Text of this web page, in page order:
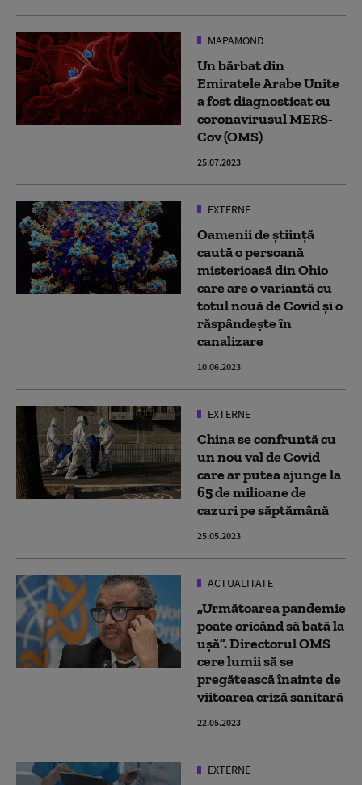
MAPAMOND
Un bărbat din
Emiratele Arabe Unite
a fost diagnosticat cu
coronavirusul MERS-
Cov (OMS)
25.07.2023
EXTERNE
Oamenii de știință
caută o persoană
misterioasă din Ohio
care are o variantă cu
totul nouă de Covid și o
răspândește în
canalizare
10.06.2023
EXTERNE
China se confruntă cu
un nou val de Covid
care ar putea ajunge la
65 de milioane de
cazuri pe săptămână
25.05.2023
ACTUALITATE
„Următoarea pandemie
poate oricând să bată la
ușă”. Directorul OMS
cere lumii să se
pregătească înainte de
viitoarea criză sanitară
22.05.2023
EXTERNE